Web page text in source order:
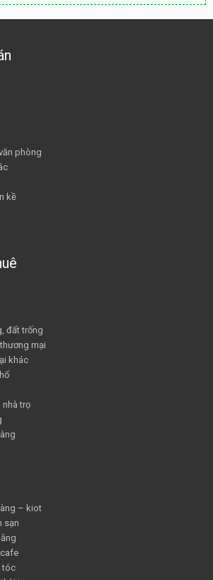
phòng
kề
đất trống
mại
khác
nhà trọ
– kiot
sạn
tóc